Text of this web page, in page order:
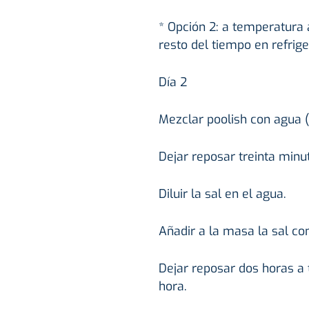
* Opción 2: a
resto del tiempo en
Día 2
Mezclar poolish con agua
Dejar reposar treinta
Diluir la sal en el agua.
Añadir a la masa la sal
Dejar reposar dos horas
hora.